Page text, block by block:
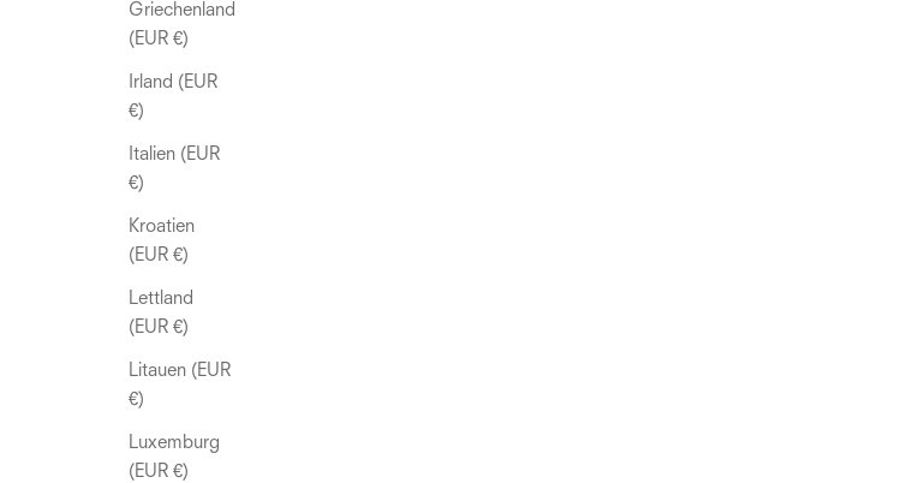
Griechenland
(EUR €)
Irland (EUR
€)
Italien (EUR
€)
Kroatien
(EUR €)
Lettland
(EUR €)
Litauen (EUR
€)
Luxemburg
(EUR €)